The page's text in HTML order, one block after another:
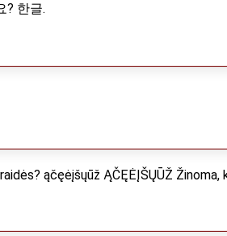
? 한글.
ąčęėįšųūž ĄČĘĖĮŠŲŪŽ Žinoma,